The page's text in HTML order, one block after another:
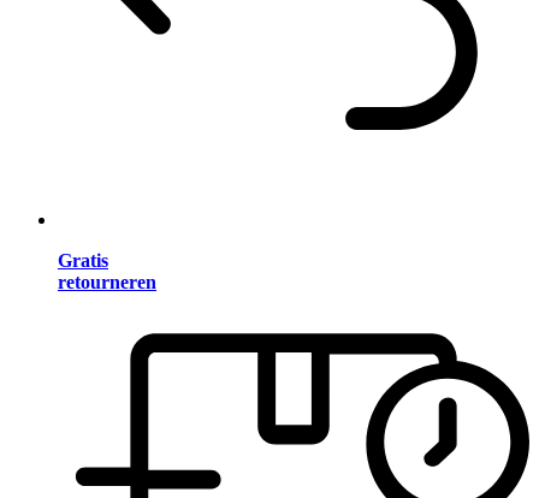
Gratis
retourneren